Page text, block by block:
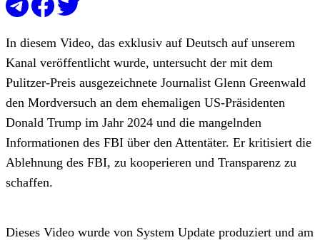
In diesem Video, das exklusiv auf Deutsch auf unserem
Kanal veröffentlicht wurde, untersucht der mit dem
Pulitzer-Preis ausgezeichnete Journalist Glenn Greenwald
den Mordversuch an dem ehemaligen US-Präsidenten
Donald Trump im Jahr 2024 und die mangelnden
Informationen des FBI über den Attentäter. Er kritisiert die
Ablehnung des FBI, zu kooperieren und Transparenz zu
schaffen.
Dieses Video wurde von System Update produziert und am